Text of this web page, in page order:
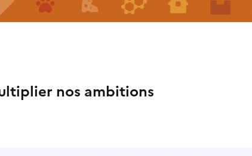
nos ambitions